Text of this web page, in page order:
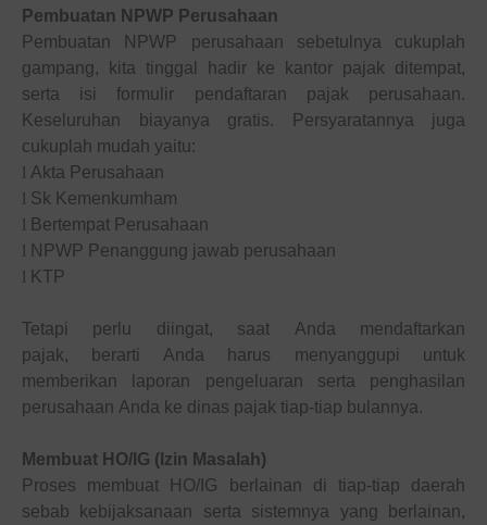
Pembuatan NPWP Perusahaan
Pembuatan NPWP perusahaan sebetulnya cukuplah
gampang, kita tinggal hadir ke kantor pajak ditempat,
serta isi formulir pendaftaran pajak perusahaan.
Keseluruhan biayanya gratis. Persyaratannya juga
cukuplah mudah yaitu:
l Akta Perusahaan
l Sk Kemenkumham
l Bertempat Perusahaan
l NPWP Penanggung jawab perusahaan
l KTP
Tetapi perlu diingat, saat Anda mendaftarkan
pajak,
berarti Anda harus menyanggupi untuk
memberikan laporan pengeluaran serta penghasilan
perusahaan Anda ke dinas pajak tiap-tiap bulannya.
Membuat HO/IG (Izin Masalah)
Proses membuat HO/IG berlainan di tiap-tiap daerah
sebab kebijaksanaan serta sistemnya yang berlainan,